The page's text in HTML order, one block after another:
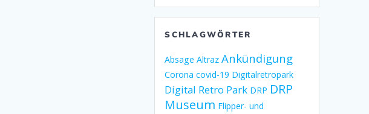
SCHLAGWÖRTER
Absage Altraz Ankündigung
Corona covid-19 Digitalretropark
Digital Retro Park DRP DRP
Museum Flipper- und